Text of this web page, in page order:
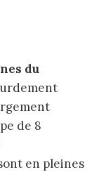
du
de 8
en pleines